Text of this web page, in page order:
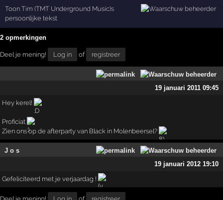
Toon Tim (TMT Underground Music)s
persoonlijke tekst
2 opmerkingen
Deel je mening! Log in of registreer
19 januari 2011 09:45
Hey kerel!
Proficiat
Zien ons op de afterparty van Black in Molenbeersel?
J o s
19 januari 2012 19:10
Gefeliciteerd met je verjaardag !